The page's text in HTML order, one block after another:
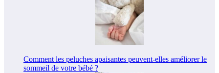
Comment les peluches apaisantes peuvent-elles améliorer le
sommeil de votre bébé ?